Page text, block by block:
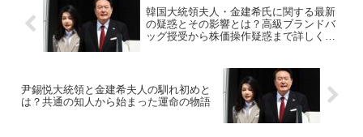
韓国大統領夫人・金建希氏に関する最新
の疑惑とその影響とは？高級ブランドバ
ッグ授受から株価操作疑惑まで詳しく解
尹錫悦大統領と金建希夫人の馴れ初めと
は？共通の知人から始まった運命の物語